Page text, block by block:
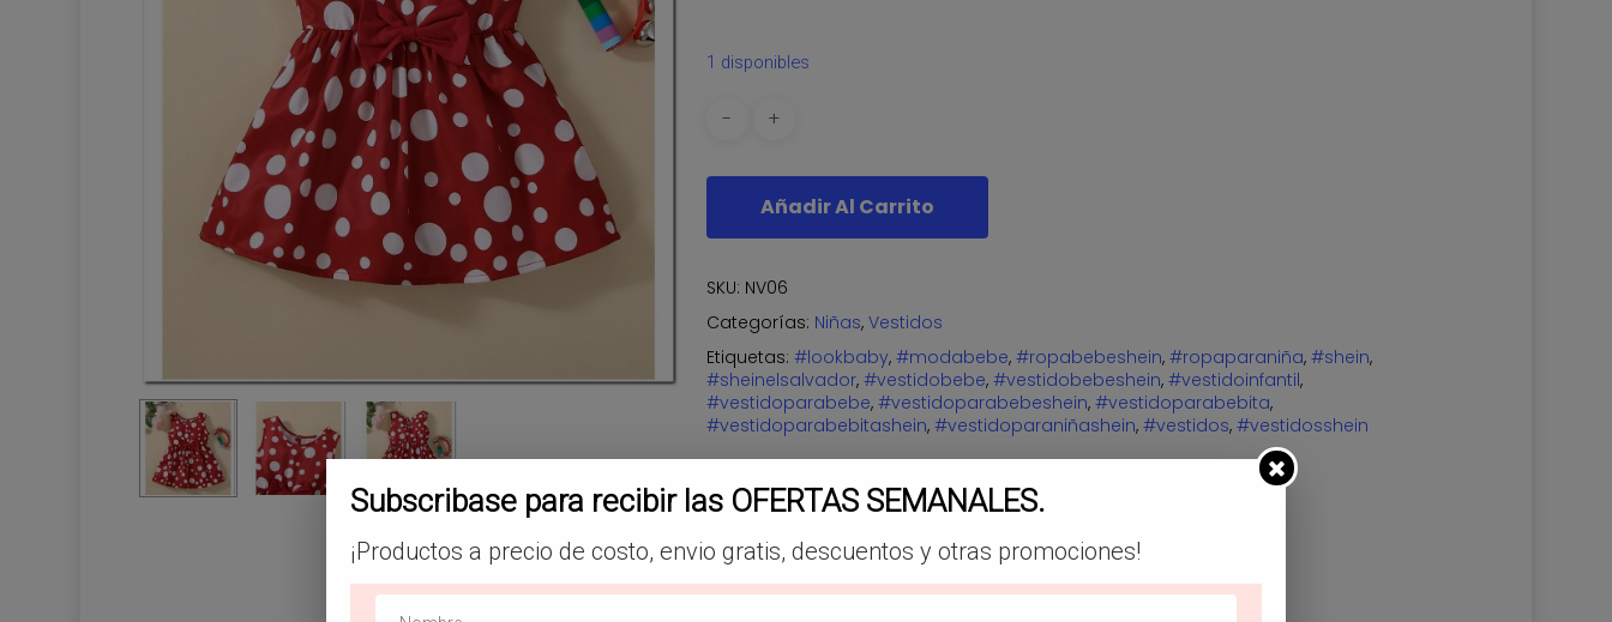
1 disponibles
Añadir Al Carrito
SKU: NV06
Categorías: Niñas, Vestidos
Etiquetas: #lookbaby, #modabebe, #ropabebeshein, #ropaparaniña, #shein,
#sheinelsalvador, #vestidobebe, #vestidobebeshein, #vestidoinfantil,
#vestidoparabebe, #vestidoparabebeshein, #vestidoparabebita,
#vestidoparabebitashein, #vestidoparaniñashein, #vestidos, #vestidosshein
Subscribase para recibir las OFERTAS SEMANALES.
¡Productos a precio de costo, envio gratis, descuentos y otras promociones!